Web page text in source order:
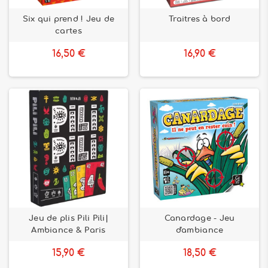
Six qui prend ! Jeu de
cartes
16,50 €
Traitres à bord
16,90 €
Jeu de plis Pili Pili|
Ambiance & Paris
15,90 €
Canardage - Jeu
d'ambiance
18,50 €